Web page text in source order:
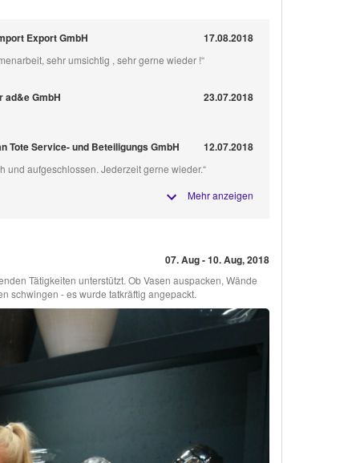
Export GmbH 17.08.2018
sehr umsichtig , sehr gerne wieder !“
ad&e GmbH 23.07.2018
Tote Service- und Beteiligungs GmbH 12.07.2018
und aufgeschlossen. Jederzeit gerne wieder.“
Mehr anzeigen
07. Aug - 10. Aug, 2018
Tätigkeiten unterstützt. Ob Vasen auspacken, Wände
schwingen - es wurde tatkräftig angepackt.